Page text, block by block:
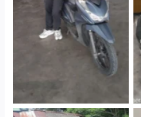
Gedung Parkir P6A